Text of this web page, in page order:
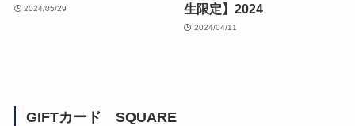
2024/05/29
生限定】2024
2024/04/11
GIFTカード SQUARE